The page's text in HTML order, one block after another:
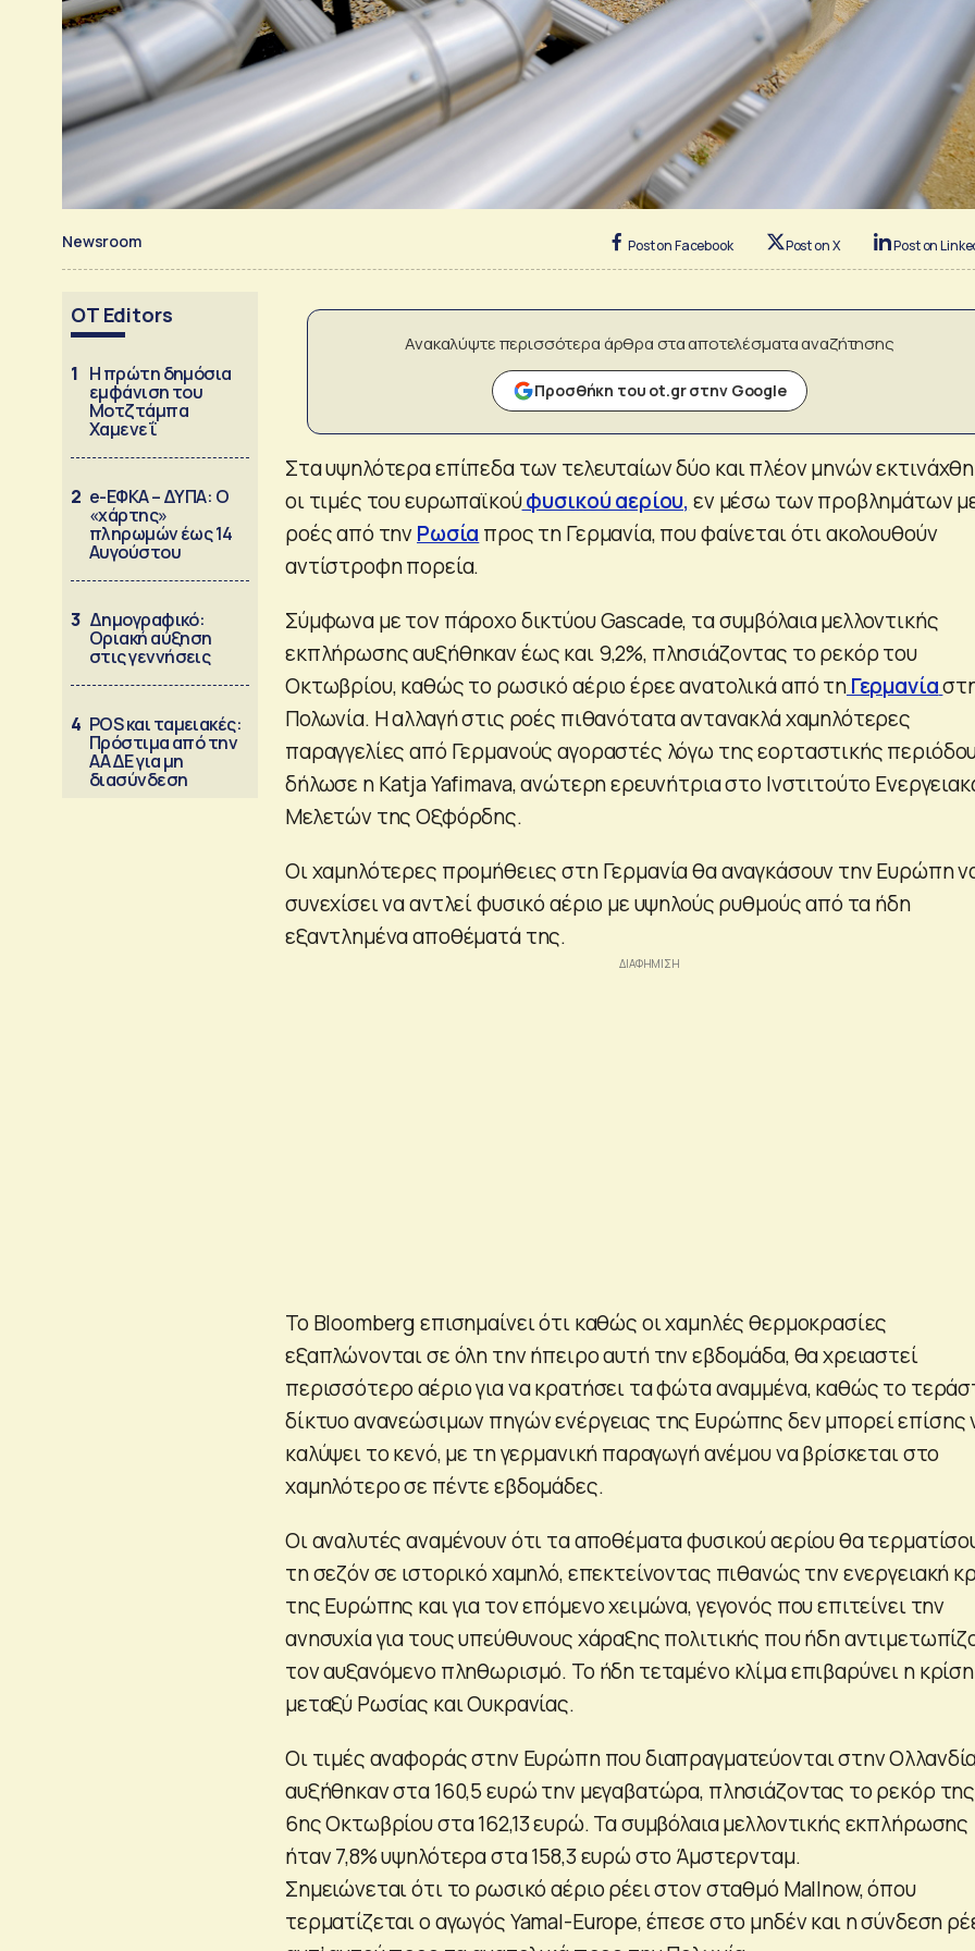
Newsroom Post on Facebook Post on X Post on
OT Editors
1 Η πρώτη δημόσια
εμφάνιση του
Μοτζτάμπα
Χαμενεΐ
2 e-ΕΦΚΑ – ΔΥΠΑ: Ο
«χάρτης»
πληρωμών έως 14
Αυγούστου
3 Δημογραφικό:
Οριακή αύξηση
στις γεννήσεις
4 POS και ταμειακές:
Πρόστιμα από την
ΑΑΔΕ για μη
διασύνδεση
Ανακαλύψτε περισσότερα άρθρα στα αποτελέσματα αναζήτησης
Προσθήκη του ot.gr στην Google
Στα υψηλότερα επίπεδα των τελευταίων δύο και πλέον μηνών
οι τιμές του ευρωπαϊκούφυσικού αερίου,εν μέσω των προβλημάτων
ροές από την Ρωσία προς τη Γερμανία, που φαίνεται ότι ακολουθούν
αντίστροφη πορεία.
Σύμφωνα με τον πάροχο δικτύου Gascade, τα συμβόλαια μελλοντικής
εκπλήρωσης αυξήθηκαν έως και 9,2%, πλησιάζοντας το ρεκόρ του
Οκτωβρίου, καθώς το ρωσικό αέριο έρεε ανατολικά από τηΓερμανία
Πολωνία. Η αλλαγή στις ροές πιθανότατα αντανακλά χαμηλότερες
παραγγελίες από Γερμανούς αγοραστές λόγω της εορταστικής
δήλωσε η Katja Yafimava, ανώτερη ερευνήτρια στο Ινστιτούτο
Μελετών της Οξφόρδης.
Οι χαμηλότερες προμήθειες στη Γερμανία θα αναγκάσουν την Ευρώπη
συνεχίσει να αντλεί φυσικό αέριο με υψηλούς ρυθμούς από τα ήδη
εξαντλημένα αποθέματά της.
Το Bloomberg επισημαίνει ότι καθώς οι χαμηλές θερμοκρασίες
εξαπλώνονται σε όλη την ήπειρο αυτή την εβδομάδα, θα χρειαστεί
περισσότερο αέριο για να κρατήσει τα φώτα αναμμένα, καθώς το
δίκτυο ανανεώσιμων πηγών ενέργειας της Ευρώπης δεν μπορεί επίσης
καλύψει το κενό, με τη γερμανική παραγωγή ανέμου να βρίσκεται στο
χαμηλότερο σε πέντε εβδομάδες.
Οι αναλυτές αναμένουν ότι τα αποθέματα φυσικού αερίου θα
τη σεζόν σε ιστορικό χαμηλό, επεκτείνοντας πιθανώς την ενεργειακή
της Ευρώπης και για τον επόμενο χειμώνα, γεγονός που επιτείνει την
ανησυχία για τους υπεύθυνους χάραξης πολιτικής που ήδη
τον αυξανόμενο πληθωρισμό. Το ήδη τεταμένο κλίμα επιβαρύνει η κρίση
μεταξύ Ρωσίας και Ουκρανίας.
Οι τιμές αναφοράς στην Ευρώπη που διαπραγματεύονται στην
αυξήθηκαν στα 160,5 ευρώ την μεγαβατώρα, πλησιάζοντας το ρεκόρ της
6ης Οκτωβρίου στα 162,13 ευρώ. Τα συμβόλαια μελλοντικής εκπλήρωσης
ήταν 7,8% υψηλότερα στα 158,3 ευρώ στο Άμστερνταμ.
Σημειώνεται ότι το ρωσικό αέριο ρέει στον σταθμό Mallnow, όπου
τερματίζεται ο αγωγός Yamal-Europe, έπεσε στο μηδέν και η σύνδεση